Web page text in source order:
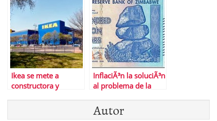
Ikea se mete a
constructora y
InflaciÃ³n la soluciÃ³n
al problema de la
Autor